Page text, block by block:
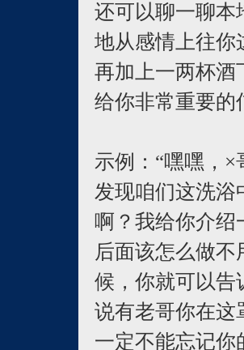
还可以聊一聊本
地从感情上往你
再加上一两杯酒
给你非常重要的
示例：“嘿嘿，×
发现咱们这洗浴
啊？我给你介绍
后面该怎么做
候，你就可以告
说有老哥你在这
一定不能忘记你